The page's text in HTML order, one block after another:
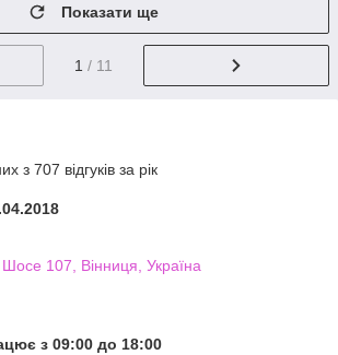
Показати ще
1 / 11
з 707 відгуків за рік
107, Вінниця, Україна
з 09:00 до 18:00